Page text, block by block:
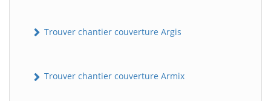
Trouver chantier couverture Argis
Trouver chantier couverture Armix